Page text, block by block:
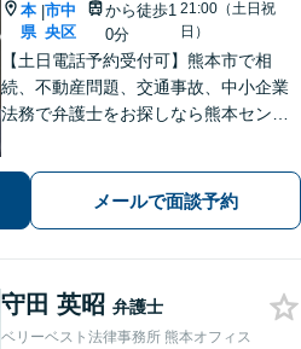
本
県
|市中
央区
から徒歩1
0分
21:00（土日祝
日）
【土日電話予約受付可】熊本市で相
続、不動産問題、交通事故、中小企業
法務で弁護士をお探しなら熊本セント
受付可】【休日・夜間相談可】
メールで面談予約
守田 英昭 弁護士
ベリーベスト法律事務所 熊本オフィス